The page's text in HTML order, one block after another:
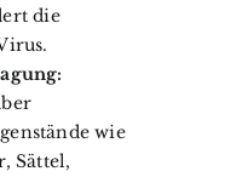
die
wie
Sättel,